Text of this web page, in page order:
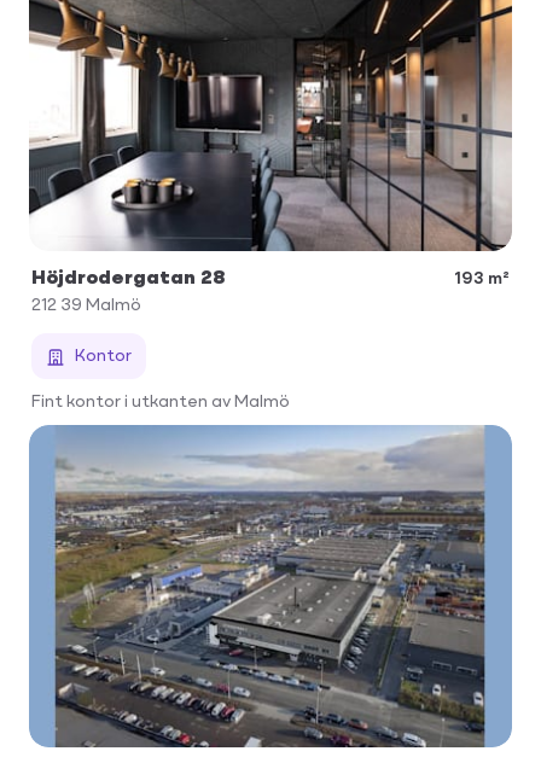
Höjdrodergatan 28
193 m²
212 39 Malmö
Kontor
Fint kontor i utkanten av Malmö